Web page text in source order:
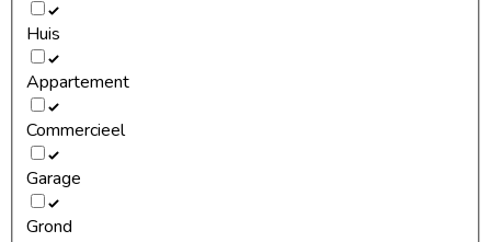
Huis
Appartement
Commercieel
Garage
Grond